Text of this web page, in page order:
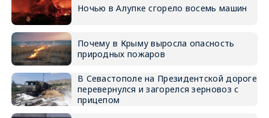
Ночью в Алупке сгорело восемь машин
Почему в Крыму выросла опасность
природных пожаров
В Севастополе на Президентской дороге
перевернулся и загорелся зерновоз с
прицепом